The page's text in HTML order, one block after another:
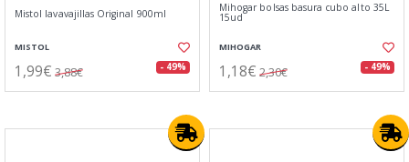
Mistol lavavajillas Original 900ml
MISTOL
1,99€ 3,88€ - 49%
Mihogar bolsas basura cubo alto 35L
15ud
MIHOGAR
1,18€ 2,30€ - 49%